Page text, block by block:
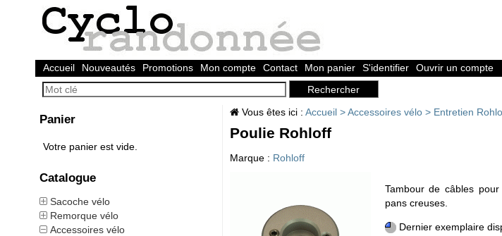
Accueil Nouveautés Promotions Mon compte Contact Mon panier S'identifier Ouvrir un compte
Panier
Votre panier est vide.
Catalogue
Sacoche vélo
Remorque vélo
Accessoires vélo
Vous êtes ici : Accueil >Accessoires vélo > Entretien
Poulie Rohloff
Marque : Rohloff
Tambour de câbles
pans creuses.
Dernier exemplaire